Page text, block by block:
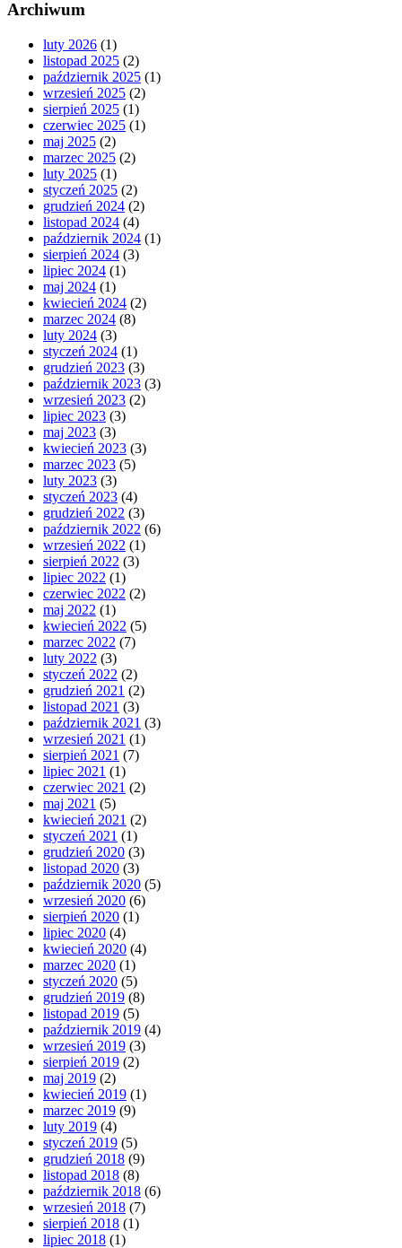
Archiwum
luty 2026 (1)
listopad 2025 (2)
październik 2025 (1)
wrzesień 2025 (2)
sierpień 2025 (1)
czerwiec 2025 (1)
maj 2025 (2)
marzec 2025 (2)
luty 2025 (1)
styczeń 2025 (2)
grudzień 2024 (2)
listopad 2024 (4)
październik 2024 (1)
sierpień 2024 (3)
lipiec 2024 (1)
maj 2024 (1)
kwiecień 2024 (2)
marzec 2024 (8)
luty 2024 (3)
styczeń 2024 (1)
grudzień 2023 (3)
październik 2023 (3)
wrzesień 2023 (2)
lipiec 2023 (3)
maj 2023 (3)
kwiecień 2023 (3)
marzec 2023 (5)
luty 2023 (3)
styczeń 2023 (4)
grudzień 2022 (3)
październik 2022 (6)
wrzesień 2022 (1)
sierpień 2022 (3)
lipiec 2022 (1)
czerwiec 2022 (2)
maj 2022 (1)
kwiecień 2022 (5)
marzec 2022 (7)
luty 2022 (3)
styczeń 2022 (2)
grudzień 2021 (2)
listopad 2021 (3)
październik 2021 (3)
wrzesień 2021 (1)
sierpień 2021 (7)
lipiec 2021 (1)
czerwiec 2021 (2)
maj 2021 (5)
kwiecień 2021 (2)
styczeń 2021 (1)
grudzień 2020 (3)
listopad 2020 (3)
październik 2020 (5)
wrzesień 2020 (6)
sierpień 2020 (1)
lipiec 2020 (4)
kwiecień 2020 (4)
marzec 2020 (1)
styczeń 2020 (5)
grudzień 2019 (8)
listopad 2019 (5)
październik 2019 (4)
wrzesień 2019 (3)
sierpień 2019 (2)
maj 2019 (2)
kwiecień 2019 (1)
marzec 2019 (9)
luty 2019 (4)
styczeń 2019 (5)
grudzień 2018 (9)
listopad 2018 (8)
październik 2018 (6)
wrzesień 2018 (7)
sierpień 2018 (1)
lipiec 2018 (1)